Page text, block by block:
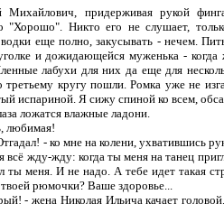
Михайлович, придерживая рукой
"Хорошо". Никто его не слушает,
еще полно, закусывать - нечем.
и дожидающейся муженька -
лабухи для них да еще для
третьему кругу пошли. Ромка уже не
испариной. Я сижу спиной ко всем,
ложатся влажные ладони.
любимая!
- ко мне на колени, ухватившись
всё жду-жду: когда ты меня на танец
ты меня. И не надо. А тебе идет такая
рюмочки? Ваше здоровье...
- жена Николая Ильича качает